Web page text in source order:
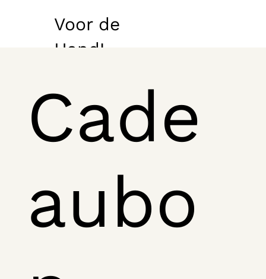
Voor de
Hand!
Cade
aubo